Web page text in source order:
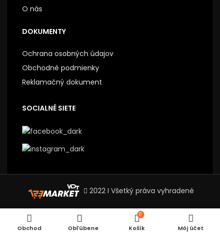
O nás
DOKUMENTY
Ochrana osobných údajov
Obchodné podmienky
Reklamačný dokument
SOCIALNÉ SIETE
2022 I Všetký práva vyhradené
Obchod Obľúbene
0
Košík Môj účet